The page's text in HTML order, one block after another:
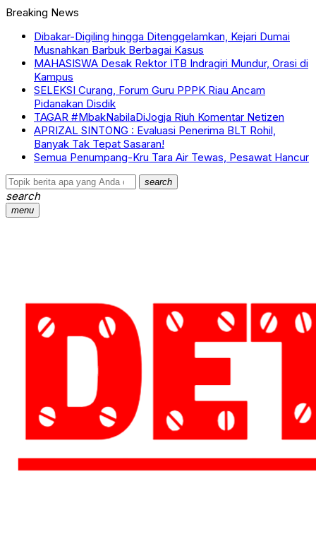
Breaking News
Dibakar-Digiling hingga Ditenggelamkan, Kejari Dumai
Musnahkan Barbuk Berbagai Kasus
MAHASISWA Desak Rektor ITB Indragiri Mundur, Orasi di
Kampus
SELEKSI Curang, Forum Guru PPPK Riau Ancam
Pidanakan Disdik
TAGAR #MbakNabilaDiJogja Riuh Komentar Netizen
APRIZAL SINTONG : Evaluasi Penerima BLT Rohil,
Banyak Tak Tepat Sasaran!
Semua Penumpang-Kru Tara Air Tewas, Pesawat Hancur
search
search
menu